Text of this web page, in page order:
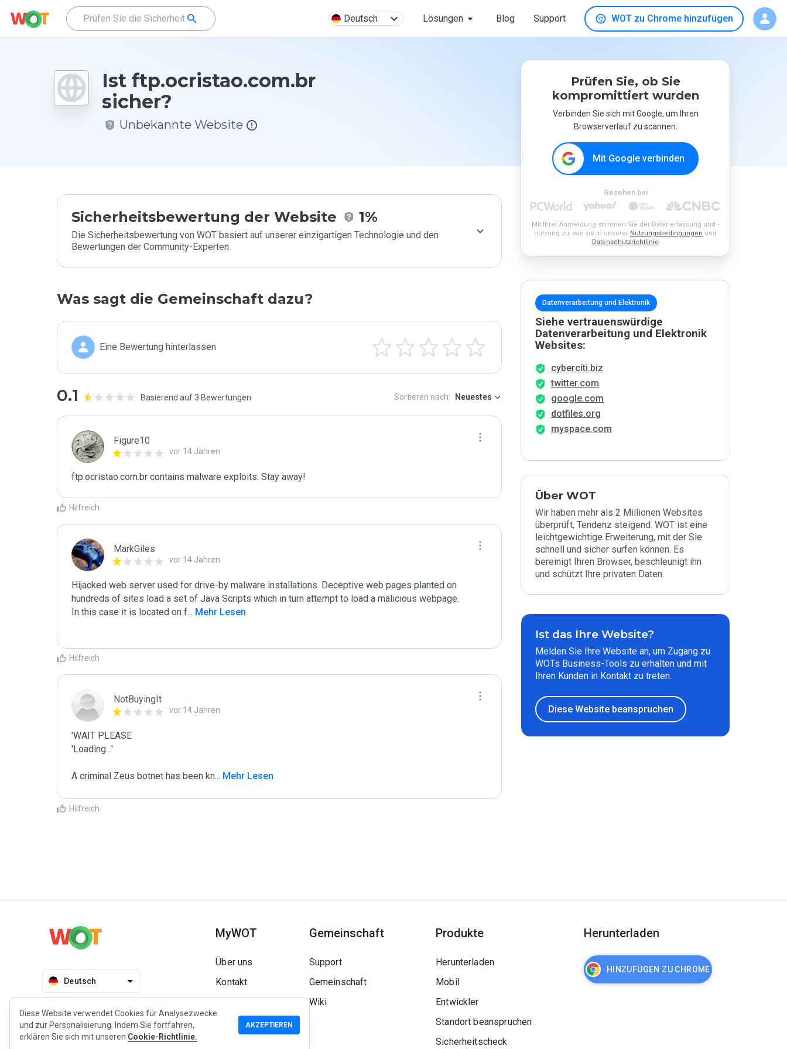
Deutsch Lösungen Blog Support WOT zu Chrome hinzufügen
Ist ftp.ocristao.com.br
sicher?
Unbekannte Website
Sicherheitsbewertung der Website 1%
Die Sicherheitsbewertung von WOT basiert auf unserer einzigartigen Technologie und den
Bewertungen der Community-Experten.
Was sagt die Gemeinschaft dazu?
Eine Bewertung hinterlassen
0.1 Basierend auf 3 Bewertungen Sortieren nach: Neuestes
Figure10
vor 14 Jahren
ftp.ocristao.com.br contains malware exploits. Stay away!
Hilfreich
MarkGiles
vor 14 Jahren
Hijacked web server used for drive-by malware installations. Deceptive web pages planted on
hundreds of sites load a set of Java Scripts which in turn attempt to load a malicious webpage.
In this case it is located on f... Mehr Lesen
Hilfreich
NotBuyingIt
vor 14 Jahren
'WAIT PLEASE
'Loading…'
A criminal Zeus botnet has been kn... Mehr Lesen
Hilfreich
Prüfen Sie, ob Sie
kompromittiert wurden
Verbinden Sie sich mit Google, um Ihren
Browserverlauf zu scannen.
Mit Google verbinden
Gesehen bei
Mit Ihrer Anmeldung stimmen Sie der Datenerfassung und -
nutzung zu, wie sie in unserer Nutzungsbedingungen und
Datenschutzrichtlinie
Datenverarbeitung und Elektronik
Siehe vertrauenswürdige
Datenverarbeitung und Elektronik
Websites:
cyberciti.biz
twitter.com
google.com
dotfiles.org
myspace.com
Über WOT
Wir haben mehr als 2 Millionen Websites
überprüft, Tendenz steigend. WOT ist eine
leichtgewichtige Erweiterung, mit der Sie
schnell und sicher surfen können. Es
bereinigt Ihren Browser, beschleunigt ihn
und schützt Ihre privaten Daten.
Ist das Ihre Website?
Melden Sie Ihre Website an, um Zugang zu
WOTs Business-Tools zu erhalten und mit
Ihren Kunden in Kontakt zu treten.
Diese Website beanspruchen
Deutsch
MyWOT
Über uns
Kontakt
Blog
Presse
Gemeinschaft
Support
Gemeinschaft
Wiki
Produkte
Herunterladen
Mobil
Entwickler
Standort beanspruchen
Sicherheitscheck
Herunterladen
HINZUFÜGEN ZU CHROME
Diese Website verwendet Cookies für Analysezwecke
und zur Personalisierung. Indem Sie fortfahren,
erklären Sie sich mit unseren Cookie-Richtlinie.
AKZEPTIEREN